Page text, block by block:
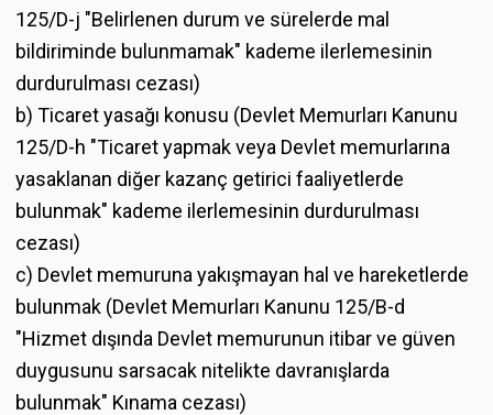
125/D-j "Belirlenen durum ve sürelerde mal
bildiriminde bulunmamak" kademe ilerlemesinin
durdurulması cezası)
b) Ticaret yasağı konusu (Devlet Memurları Kanunu
125/D-h "Ticaret yapmak veya Devlet memurlarına
yasaklanan diğer kazanç getirici faaliyetlerde
bulunmak" kademe ilerlemesinin durdurulması
cezası)
c) Devlet memuruna yakışmayan hal ve hareketlerde
bulunmak (Devlet Memurları Kanunu 125/B-d
"Hizmet dışında Devlet memurunun itibar ve güven
duygusunu sarsacak nitelikte davranışlarda
bulunmak" Kınama cezası)